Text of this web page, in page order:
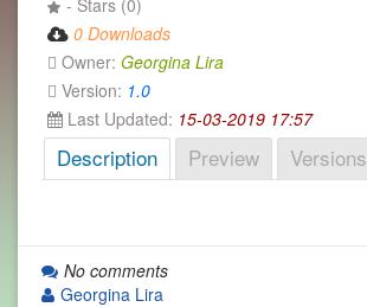
- Stars (0)
0 Downloads
Owner: Georgina Lira
Version: 1.0
Last Updated: 15-03-2019 17:57
Description Preview Versions
No comments
Georgina Lira